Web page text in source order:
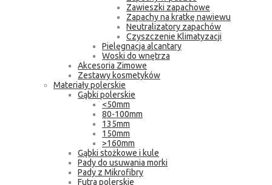
Zawieszki zapachowe
Zapachy na kratkę nawiewu
Neutralizatory zapachów
Czyszczenie Klimatyzacji
Pielęgnacja alcantary
Woski do wnętrza
Akcesoria Zimowe
Zestawy kosmetyków
Materiały polerskie
Gąbki polerskie
<50mm
80-100mm
135mm
150mm
>160mm
Gąbki stożkowe i kule
Pady do usuwania morki
Pady z Mikrofibry
Futra polerskie